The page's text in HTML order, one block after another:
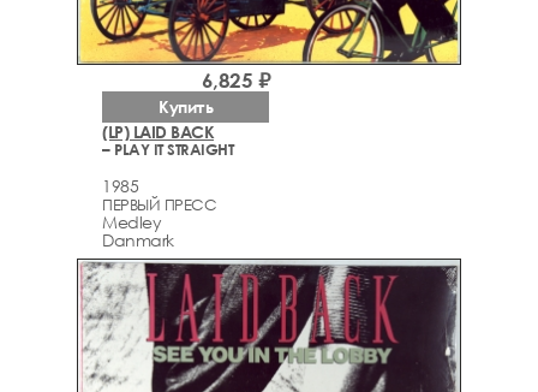
(LP) LAID BACK
– PLAY IT STRAIGHT
1985
ПЕРВЫЙ ПРЕСС
Medley
Danmark
6,825 ₽
Купить